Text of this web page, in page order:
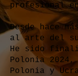
profesional
Desde hace
al arte del
He sido
Polonia
Polonia y